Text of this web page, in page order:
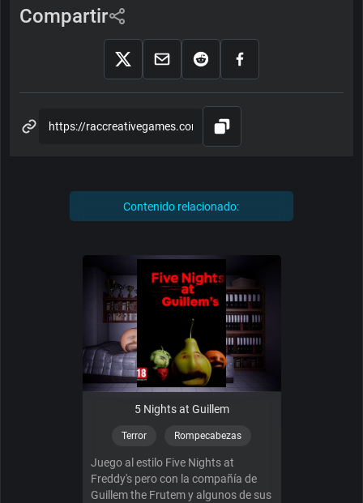
Compartir
Contenido relacionado:
5 Nights at Guillem
Terror Rompecabezas
Juego al estilo Five Nights at
Freddy's pero con la compañía de
Guillem the Frutem y algunos de sus